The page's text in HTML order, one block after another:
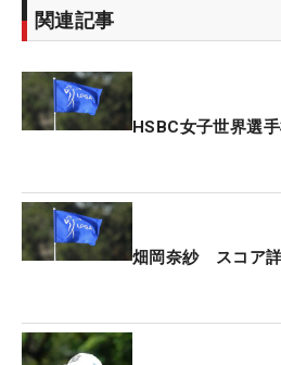
関連記事
HSBC女子世界選
畑岡奈紗 スコア